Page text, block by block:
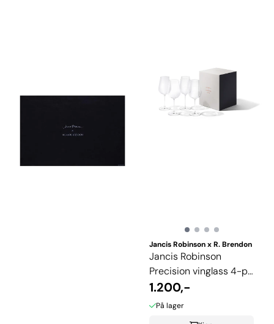
Jancis Robinson x R. Brendon
Jancis Robinson
Precision vinglass 4-pk
maskinlaget
1.200,-
På lager